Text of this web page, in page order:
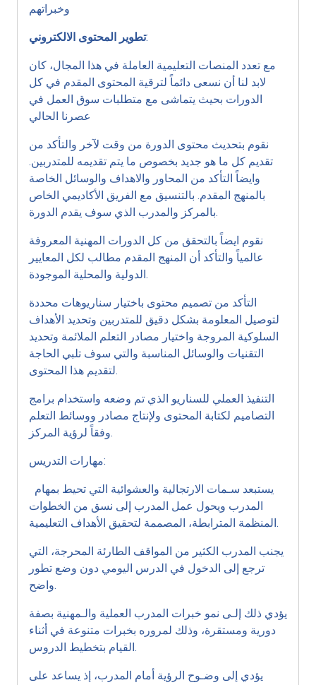
وخبراتهم
تطوير المحتوى الالكتروني:
مع تعدد المنصات التعليمية العاملة في هذا المجال، كان
لابد لنا أن نسعى دائماً لترقية المحتوى المقدم في كل
الدورات بحيث يتماشى مع متطلبات سوق العمل في
عصرنا الحالي
نقوم بتحديث محتوى الدورة من وقت لآخر والتأكد من
تقديم كل ما هو جديد بخصوص ما يتم تقديمه للمتدربين.
وايضاً التأكد من المحاور والاهداف والوسائل الخاصة
بالمنهج المقدم. بالتنسيق مع الفريق الأكاديمي الخاص
بالمركز والمدرب الذي سوف يقدم الدورة.
نقوم ايضاً بالتحقق من كل الدورات المهنية المعروفة
عالمياً والتأكد أن المنهج المقدم مطالب لكل المعايير
الدولية والمحلية الموجودة.
التأكد من تصميم محتوى باختيار سناريوهات محددة
لتوصيل المعلومة بشكل دقيق للمتدربين وتحديد الأهداف
السلوكية المروجة واختيار مصادر التعلم الملائمة وتحديد
التقنيات والوسائل المناسبة والتي سوف تلبي الحاجة
لتقديم هذا المحتوى.
التنفيذ العملي للسناريو الذي تم وضعه واستخدام برامج
التصاميم لكتابة المحتوى ولإنتاج مصادر ووسائط التعلم
وفقاً لرؤية المركز.
مهارات التدريس:
المدرب ويحول عمل المدرب إلى نسق من الخطوات
المنظمة المترابطة، المصممة لتحقيق الأهداف التعليمية.
يجنب المدرب الكثير من المواقف الطارئة المحرجة، التي
ترجع إلى الدخول في الدرس اليومي دون وضع تطور
واضح.
يؤدي ذلك إلـى نمو خبرات المدرب العملية والـمهنية بصفة
دورية ومستقرة، وذلك لمروره بخبرات متنوعة في أثناء
القيام بتخطيط الدروس.
يؤدي إلى وضـوح الرؤية أمام المدرب، إذ يساعد على